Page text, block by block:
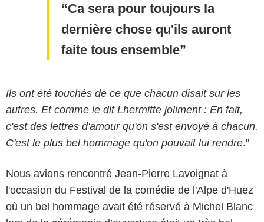
Ca sera pour toujours la
dernière chose qu'ils auront
faite tous ensemble
Ils ont été touchés de ce que chacun disait sur les
autres. Et comme le dit Lhermitte joliment : En fait,
c'est des lettres d'amour qu'on s'est envoyé à chacun.
C'est le plus bel hommage qu'on pouvait lui rendre."
Nous avions rencontré Jean-Pierre Lavoignat à
l'occasion du Festival de la comédie de l'Alpe d'Huez
où un bel hommage avait été réservé à Michel Blanc